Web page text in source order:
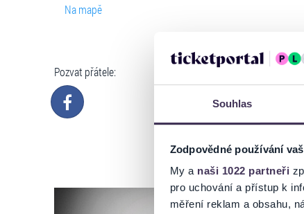
Souhlas
Zodpovědné používání
My a naši 1022 partneři
pro uchování a přístup k
měření reklam a obsahu,
Na mapě
Pozvat přátele: